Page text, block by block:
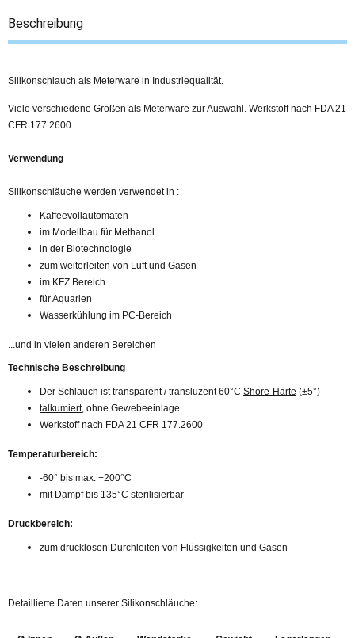
Beschreibung
Silikonschlauch als Meterware in Industriequalität.
Viele verschiedene Größen als Meterware zur Auswahl. Werkstoff nach FDA 21
CFR 177.2600
Verwendung
Silikonschläuche werden verwendet in :
Kaffeevollautomaten
im Modellbau für Methanol
in der Biotechnologie
zum weiterleiten von Luft und Gasen
im KFZ Bereich
für Aquarien
Wasserkühlung im PC-Bereich
...und in vielen anderen Bereichen
Technische Beschreibung
Der Schlauch ist transparent / transluzent 60°C Shore-Härte (±5°)
talkumiert, ohne Gewebeeinlage
Werkstoff nach FDA 21 CFR 177.2600
Temperaturbereich:
-60° bis max. +200°C
mit Dampf bis 135°C sterilisierbar
Druckbereich:
zum drucklosen Durchleiten von Flüssigkeiten und Gasen
Detaillierte Daten unserer Silikonschläuche: